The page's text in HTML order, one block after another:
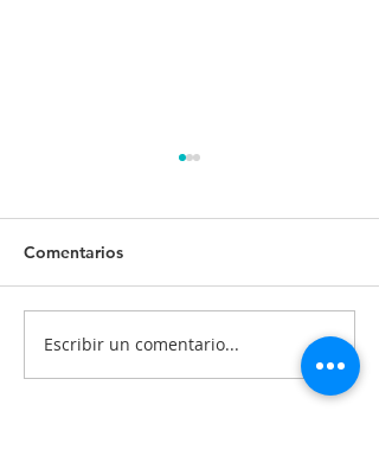
INFORME VIOLETA.
MUJERES CON
Comentarios
Escribir un comentario...